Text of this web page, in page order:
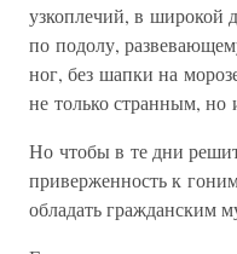
узкоплечий, в широкой
по подолу,
ног, без шапки на
не только странным,
Но чтобы в те дни
приверженность к
обладать гражданским